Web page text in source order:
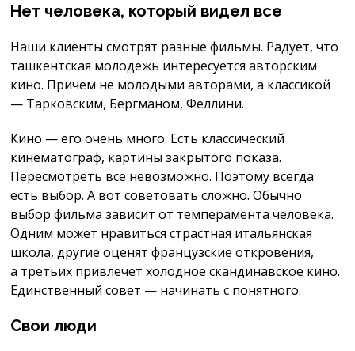
Нет человека, который видел все
Наши клиенты смотрят разные фильмы. Радует, что
ташкентская молодежь интересуется авторским
кино. Причем не молодыми авторами, а классикой
— Тарковским, Бергманом, Феллини.
Кино — его очень много. Есть классический
кинематограф, картины закрытого показа.
Пересмотреть все невозможно. Поэтому всегда
есть выбор. А вот советовать сложно. Обычно
выбор фильма зависит от темперамента человека.
Одним может нравиться страстная итальянская
школа, другие оценят французские откровения,
а третьих привлечет холодное скандинавское кино.
Единственный совет — начинать с понятного.
Свои люди